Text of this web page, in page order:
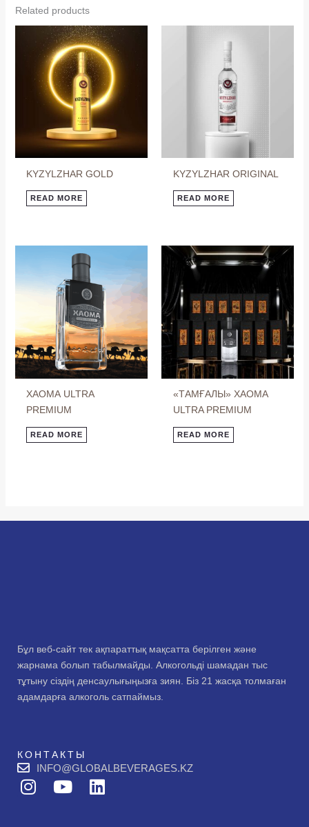
Related products
KYZYLZHAR GOLD
READ MORE
KYZYLZHAR ORIGINAL
READ MORE
ХАОМА ULTRA
PREMIUM
READ MORE
«ТАМҒАЛЫ» XAOMA
ULTRA PREMIUM
READ MORE
Бұл веб-сайт тек ақпараттық мақсатта берілген және
жарнама болып табылмайды. Алкогольді шамадан тыс
тұтыну сіздің денсаулығыңызға зиян. Біз 21 жасқа толмаған
адамдарға алкоголь сатпаймыз.
КОНТАКТЫ
INFO@GLOBALBEVERAGES.KZ
I
n
Y
L
i